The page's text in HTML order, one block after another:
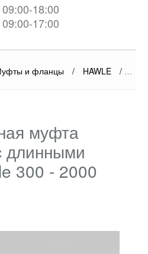
18:00
17:00
и фланцы / HAWLE /
муфта
длинными
300 - 2000